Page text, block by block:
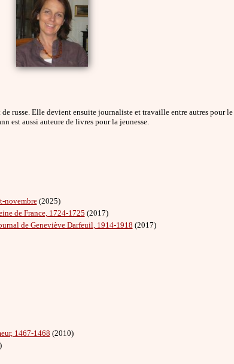
russe. Elle devient ensuite journaliste et travaille entre autres pour le
est aussi auteure de livres pour la jeunesse.
novembre(2025)
de France, 1724-1725 (2017)
de Geneviève Darfeuil, 1914-1918 (2017)
1467-1468 (2010)